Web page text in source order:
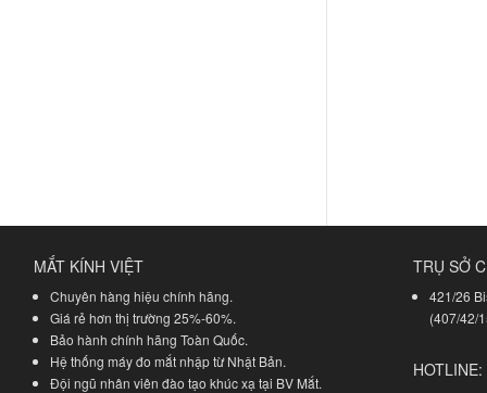
MẮT KÍNH VIỆT
Chuyên hàng hiệu chính hãng.
Giá rẻ hơn thị trường 25%-60%.
Bảo hành chính hãng Toàn Quốc.
Hệ thống máy đo mắt nhập từ Nhật Bản.
Đội ngũ nhân viên đào tạo khúc xạ tại BV Mắt.
TRỤ SỞ
421/26
(407/42/
HOTLINE: